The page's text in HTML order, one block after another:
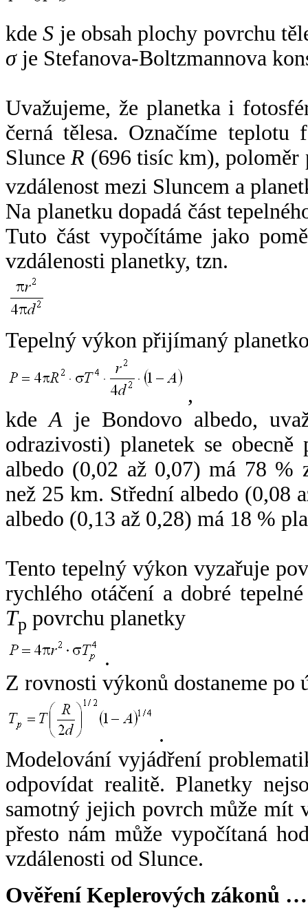
kdeS je obsah plochy povrchu
σje Stefanova-Boltzmannova
Uvažujeme, že planetka i
černá tělesa. Označíme
SlunceR (696 tisíc km),
vzdálenost mezi Sluncem a
Na planetku dopadá část
Tuto část vypočítáme jako
vzdálenosti planetky, tzn.
Tepelný výkon přijímaný
,
kdeA je Bondovo albedo,
odrazivosti) planetek se
albedo (0,02 až 0,07) má 78 %
než 25 km. Střední albedo (0,08
albedo (0,13 až 0,28) má 18 %
Tento tepelný výkon vyzařuje
rychlého otáčení a dobré
Tp povrchu planetky
.
Z rovnosti výkonů dostaneme po
.
Modelování vyjádření
odpovídat realitě. Planetky
samotný jejich povrch může mít
přesto nám může vypočítaná
vzdálenosti od Slunce.
Ověření Keplerových zákonů …